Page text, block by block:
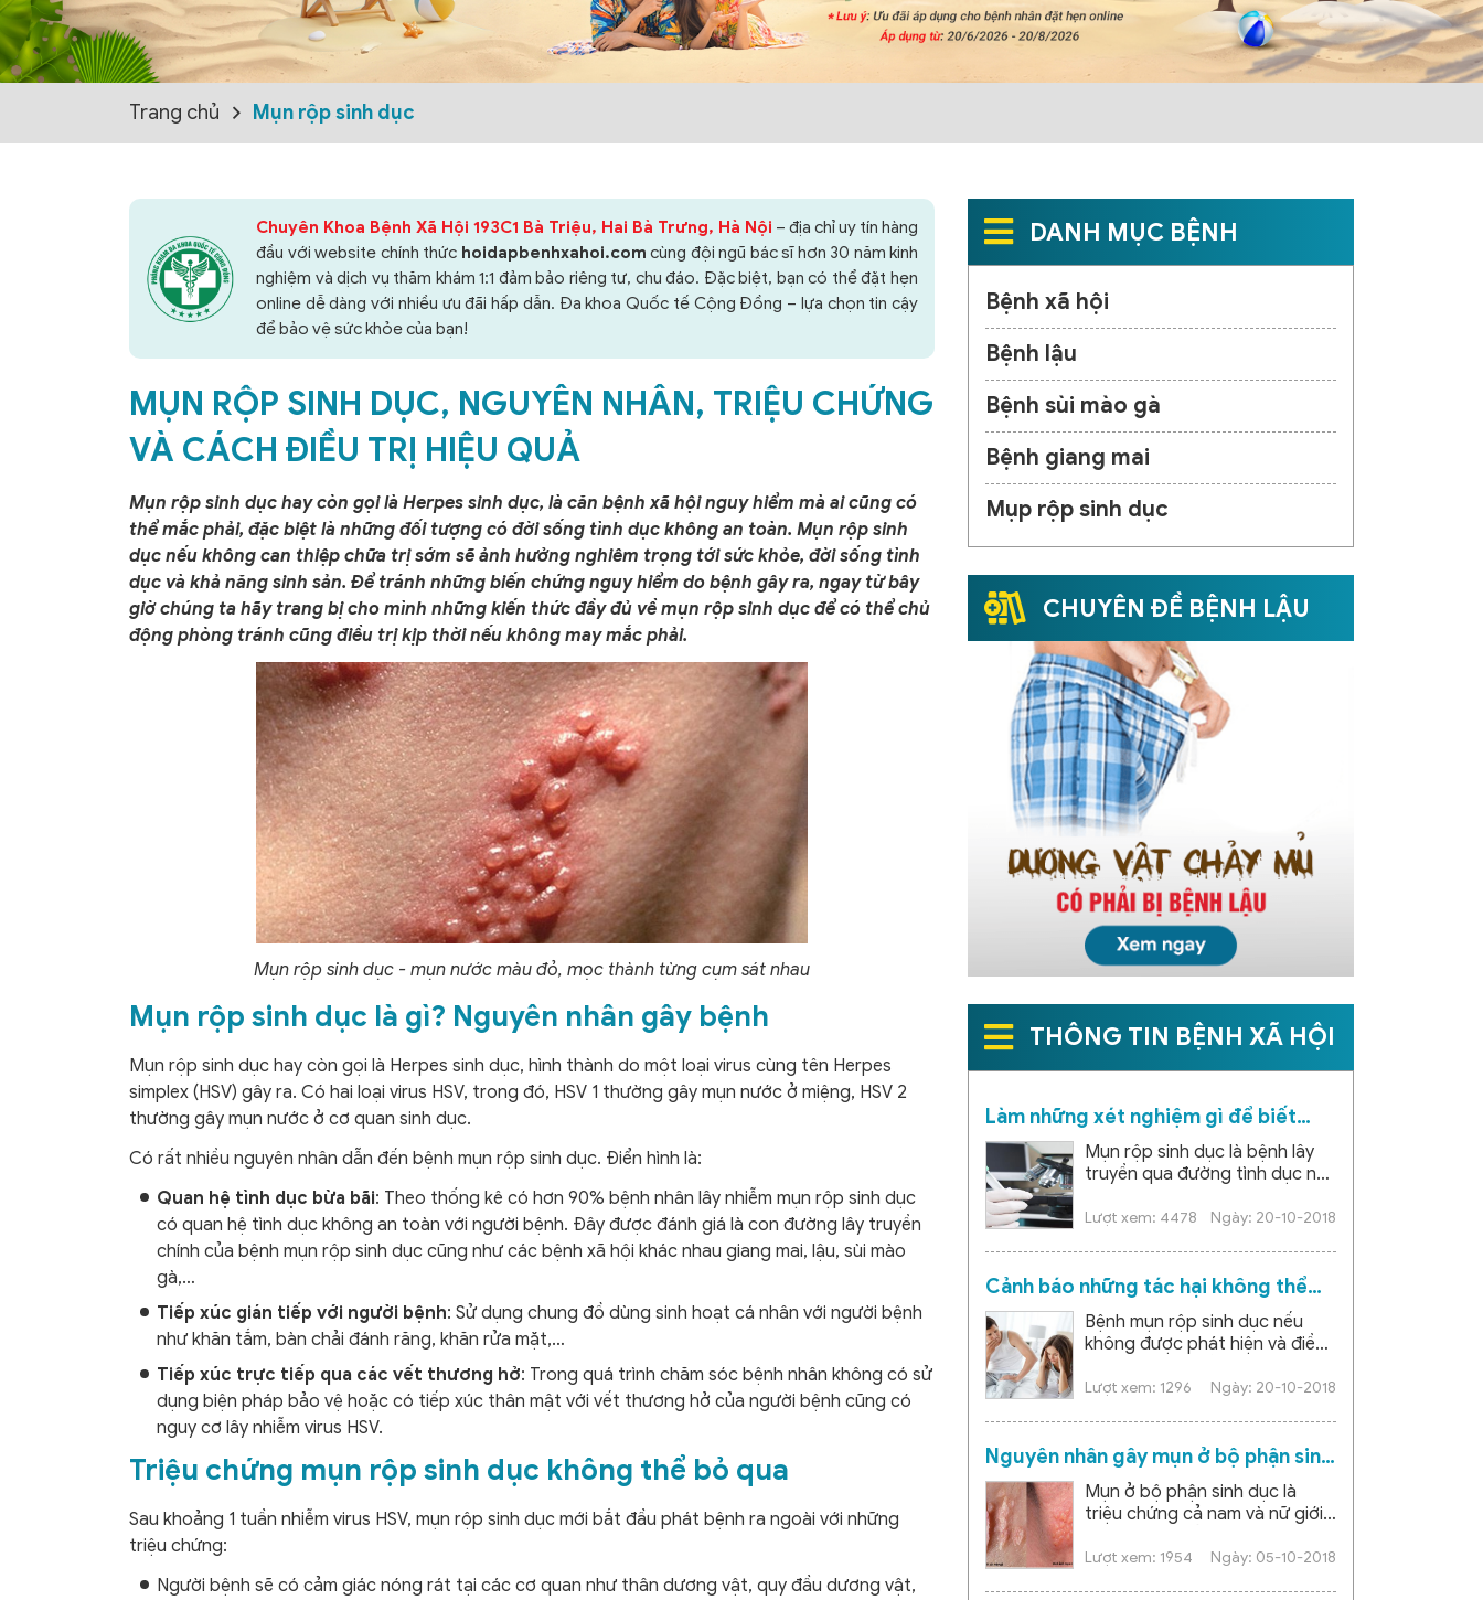
Trang chủ Mụn rộp sinh dục
Chuyên Khoa Bệnh Xã Hội 193C1 Bà Triệu, Hai Bà Trưng, Hà Nội – địa chỉ uy tín hàng
đầu với website chính thức hoidapbenhxahoi.com cùng đội ngũ bác sĩ hơn 30 năm kinh
nghiệm và dịch vụ thăm khám 1:1 đảm bảo riêng tư, chu đáo. Đặc biệt, bạn có thể đặt hẹn
online dễ dàng với nhiều ưu đãi hấp dẫn. Đa khoa Quốc tế Cộng Đồng – lựa chọn tin cậy
để bảo vệ sức khỏe của bạn!
MỤN RỘP SINH DỤC, NGUYÊN NHÂN, TRIỆU CHỨNG
VÀ CÁCH ĐIỀU TRỊ HIỆU QUẢ
Mụn rộp sinh dục hay còn gọi là Herpes sinh dục, là căn bệnh xã hội nguy hiểm mà ai cũng có
thể mắc phải, đặc biệt là những đối tượng có đời sống tình dục không an toàn. Mụn rộp sinh
dục nếu không can thiệp chữa trị sớm sẽ ảnh hưởng nghiêm trọng tới sức khỏe, đời sống tình
dục và khả năng sinh sản. Để tránh những biến chứng nguy hiểm do bệnh gây ra, ngay từ bây
giờ chúng ta hãy trang bị cho mình những kiến thức đầy đủ về mụn rộp sinh dục để có thể chủ
động phòng tránh cũng điều trị kịp thời nếu không may mắc phải.
Mụn rộp sinh dục - mụn nước màu đỏ, mọc thành từng cụm sát nhau
Mụn rộp sinh dục là gì? Nguyên nhân gây bệnh
Mụn rộp sinh dục hay còn gọi là Herpes sinh dục, hình thành do một loại virus cùng tên Herpes
simplex (HSV) gây ra. Có hai loại virus HSV, trong đó, HSV 1 thường gây mụn nước ở miệng, HSV 2
thường gây mụn nước ở cơ quan sinh dục.
Có rất nhiều nguyên nhân dẫn đến bệnh mụn rộp sinh dục. Điển hình là:
Quan hệ tình dục bừa bãi: Theo thống kê có hơn 90% bệnh nhân lây nhiễm mụn rộp sinh dục
có quan hệ tình dục không an toàn với người bệnh. Đây được đánh giá là con đường lây truyền
chính của bệnh mụn rộp sinh dục cũng như các bệnh xã hội khác nhau giang mai, lậu, sùi mào
gà,…
Tiếp xúc gián tiếp với người bệnh: Sử dụng chung đồ dùng sinh hoạt cá nhân với người bệnh
như khăn tắm, bàn chải đánh răng, khăn rửa mặt,…
Tiếp xúc trực tiếp qua các vết thương hở: Trong quá trình chăm sóc bệnh nhân không có sử
dụng biện pháp bảo vệ hoặc có tiếp xúc thân mật với vết thương hở của người bệnh cũng có
nguy cơ lây nhiễm virus HSV.
Triệu chứng mụn rộp sinh dục không thể bỏ qua
Sau khoảng 1 tuần nhiễm virus HSV, mụn rộp sinh dục mới bắt đầu phát bệnh ra ngoài với những
triệu chứng:
Người bệnh sẽ có cảm giác nóng rát tại các cơ quan như thân dương vật, quy đầu dương vật,
DANH MỤC BỆNH
Bệnh xã hội
Bệnh lậu
Bệnh sùi mào gà
Bệnh giang mai
Mụp rộp sinh dục
CHUYÊN ĐỀ BỆNH LẬU
THÔNG TIN BỆNH XÃ HỘI
Làm những xét nghiệm gì để biết
mắc mụn rộp sinh dụcMụn rộp sinh dục là bệnh lây
truyền qua đường tình dục nếu
điều trị kịp thời sẽ gây nhiều
Lượt xem: 4478 Ngày: 20-10-2018
Cảnh báo những tác hại không thể
ngờ tới của bệnh mụn rộp sinh dục
Bệnh mụn rộp sinh dục nếu
không được phát hiện và điều
tác hại nguy hiểm cho người
Lượt xem: 1296 Ngày: 20-10-2018
Nguyên nhân gây mụn ở bộ phận sinh
dục và cách điều trị hiệu quả
Mụn ở bộ phận sinh dục là
triệu chứng cả nam và nữ giới
nguyên nhân gây ra triệu
Lượt xem: 1954 Ngày: 05-10-2018